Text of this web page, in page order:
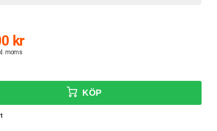
kr
moms
KÖP